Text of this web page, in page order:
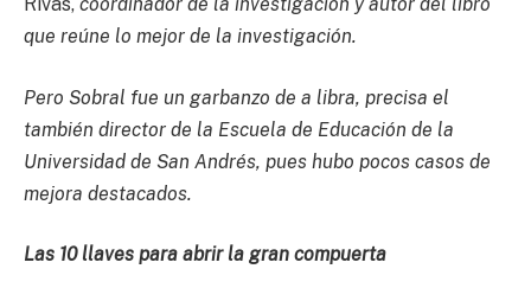
que reúne lo mejor de la investigación.
Pero Sobral fue un garbanzo de a libra, precisa el
también director de la Escuela de Educación de la
Universidad de San Andrés, pues hubo pocos casos de
mejora destacados.
Las 10 llaves para abrir la gran compuerta